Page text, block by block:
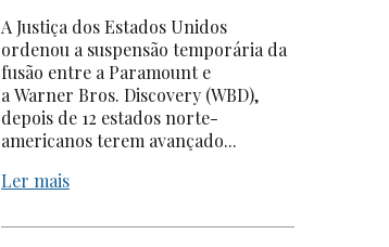
A Justiça dos Estados Unidos
ordenou a suspensão temporária da
fusão entre a Paramount e
a Warner Bros. Discovery (WBD),
depois de 12 estados norte-
americanos terem avançado...
Ler mais